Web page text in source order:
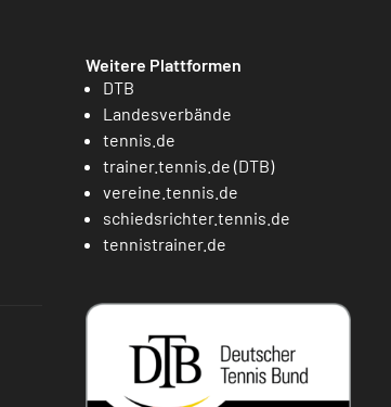
Weitere Plattformen
DTB
Landesverbände
tennis.de
trainer.tennis.de (DTB)
vereine.tennis.de
schiedsrichter.tennis.de
tennistrainer.de